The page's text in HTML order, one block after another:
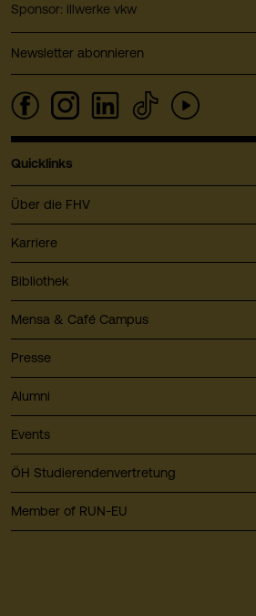
Sponsor: illwerke vkw
Newsletter abonnieren
Quicklinks
Über die FHV
Karriere
Bibliothek
Mensa & Café Campus
Presse
Alumni
Events
ÖH Studierendenvertretung
Member of RUN-EU